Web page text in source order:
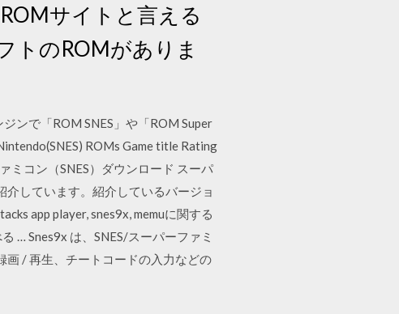
サイトと言える
トのROMがありま
ンで「ROM SNES」や「ROM Super
ROMs Game title Rating
コン（SNES）ダウンロード スーパ
しています。紹介しているバージョ
app player, snes9x, memuに関する
… Snes9x は、SNES/スーパーファミ
画 / 再生、チートコードの入力などの